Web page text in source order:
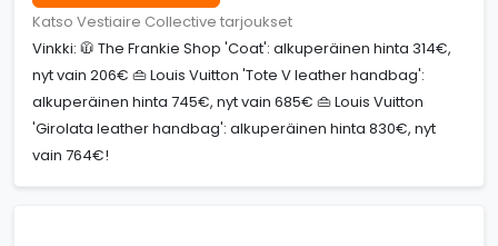
Katso Vestiaire Collective tarjoukset
Vinkki: 🧥 The Frankie Shop 'Coat': alkuperäinen hinta 314€,
nyt vain 206€ 👜 Louis Vuitton 'Tote V leather handbag':
alkuperäinen hinta 745€, nyt vain 685€ 👜 Louis Vuitton
'Girolata leather handbag': alkuperäinen hinta 830€, nyt
vain 764€!